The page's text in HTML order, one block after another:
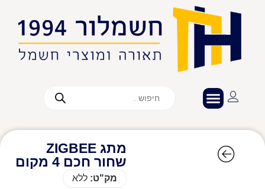
מתג ZIGBEE
שחור חכם 4 מקום
מק"ט: ללא